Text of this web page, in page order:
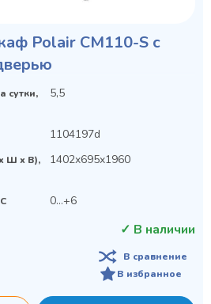
Polair CM110-S с
сутки,
5,5
1104197d
Ш х В),
1402x695x1960
0…+6
✓ В наличии
В сравнение
В избранное